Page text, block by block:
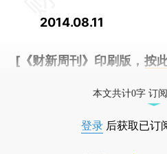
2014.08.11
[《财新周刊》印刷版， 按
本文共计0字 订
登录 后获取已订